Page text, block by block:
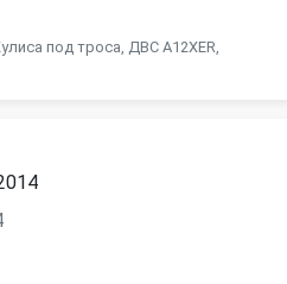
под троса, ДВС А12XЕR,